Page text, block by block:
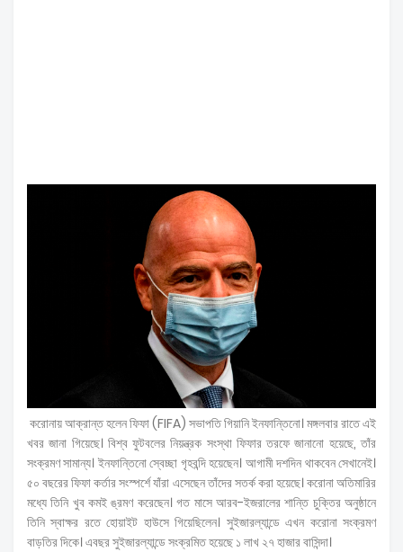
করোনায় আক্রান্ত হলেন ফিফা (FIFA) সভাপতি গিয়ানি ইনফান্তিনো। মঙ্গলবার রাতে এই
খবর জানা গিয়েছে। বিশ্ব ফুটবলের নিয়ন্ত্রক সংস্থা ফিফার তরফে জানানো হয়েছে, তাঁর
সংক্রমণ সামান্য। ইনফান্তিনো স্বেচ্ছা গৃহবন্দি হয়েছেন। আগামী দশদিন থাকবেন সেখানেই।
৫০ বছরের ফিফা কর্তার সংস্পর্শে যাঁরা এসেছেন তাঁদের সতর্ক করা হয়েছে। করোনা অতিমারির
মধ্যে তিনি খুব কমই ঙ্রমণ করেছেন। গত মাসে আরব-ইজরালের শান্তি চুক্তির অনুষ্ঠানে
তিনি স্বাক্ষর রতে হোয়াইট হাউসে গিয়েছিলেন। সুইজারল্যান্ডে এখন করোনা সংক্রমণ
বাড়তির দিকে। এবছর সুইজারল্যান্ডে সংক্রমিত হয়েছে ১ লাখ ২৭ হাজার বাসিন্দা।